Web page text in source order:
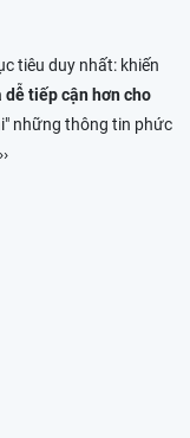
tiêu duy nhất: khiến
tiếp cận hơn cho
những thông tin phức